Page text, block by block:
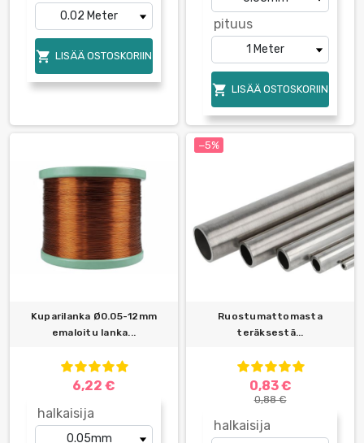
 LISÄÄ OSTOSKORIIN
pituus
 LISÄÄ OSTOSKORIIN
Kuparilanka Ø0.05-12mm
emaloitu lanka...
6,22 €
halkaisija
−5%
Ruostumattomasta
teräksestä...
0,83 €
0,88 €
halkaisija